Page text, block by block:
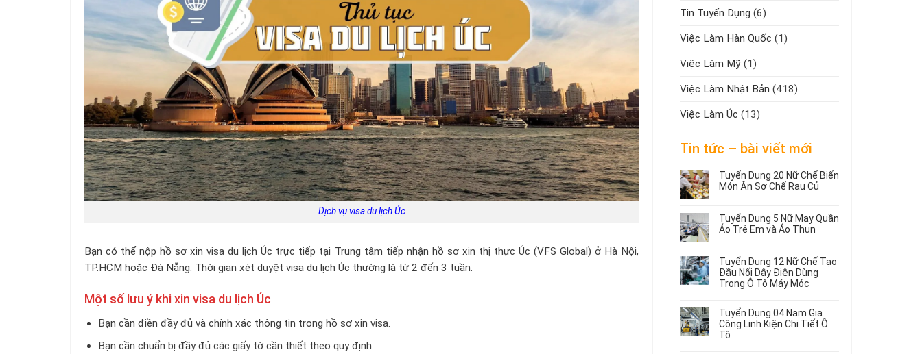
Dịch vụ visa du lịch Úc
Bạn có thể nộp hồ sơ xin visa du lịch Úc trực tiếp tại Trung tâm tiếp nhận hồ sơ xin thị thực Úc (VFS Global) ở Hà Nội,
TP.HCM hoặc Đà Nẵng. Thời gian xét duyệt visa du lịch Úc thường là từ 2 đến 3 tuần.
Một số lưu ý khi xin visa du lịch Úc
Bạn cần điền đầy đủ và chính xác thông tin trong hồ sơ xin visa.
Bạn cần chuẩn bị đầy đủ các giấy tờ cần thiết theo quy định.
Tin Tuyển Dụng (6)
Việc Làm Hàn Quốc (1)
Việc Làm Mỹ (1)
Việc Làm Nhật Bản (418)
Việc Làm Úc (13)
Tin tức – bài viết mới
Tuyển Dụng 20 Nữ Chế Biến
Món Ăn Sơ Chế Rau Củ
có
bình
luận
Tuyển
Dụng
20
Nữ
Biến
Món
Ăn
Tuyển Dụng 5 Nữ May Quần
Áo Trẻ Em và Áo Thun
có
bình
luận
ở
Dụng
5
Nữ
May
Tuyển Dụng 12 Nữ Chế Tạo
Đầu Nối Dây Điện Dùng
Trong Ô Tô Máy Móc
có
bình
luận
ở
Tuyển Dụng 04 Nam Gia
Công Linh Kiện Chi Tiết Ô
Tô